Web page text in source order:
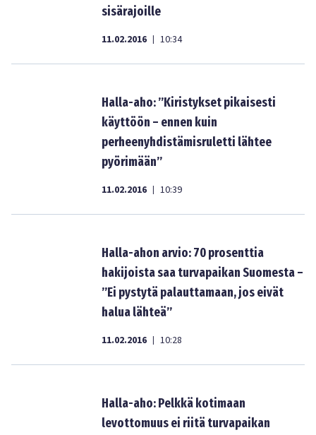
sisärajoille
11.02.2016 | 10:34
Halla-aho: ”Kiristykset pikaisesti
käyttöön – ennen kuin
perheenyhdistämisruletti lähtee
pyörimään”
11.02.2016 | 10:39
Halla-ahon arvio: 70 prosenttia
hakijoista saa turvapaikan Suomesta –
”Ei pystytä palauttamaan, jos eivät
halua lähteä”
11.02.2016 | 10:28
Halla-aho: Pelkkä kotimaan
levottomuus ei riitä turvapaikan